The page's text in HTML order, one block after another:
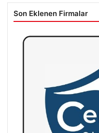
Son Eklenen Firmalar